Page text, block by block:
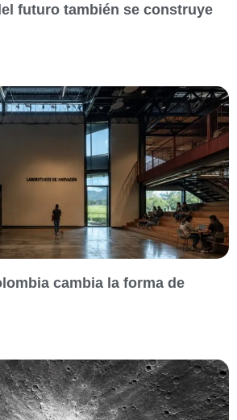
futuro también se construye
cambia la forma de